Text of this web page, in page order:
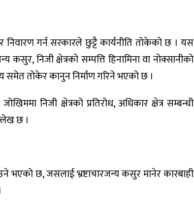
निवारण गर्न सरकारले छुट्टै कार्यनीति तोकेको छ । यस
निजी क्षेत्रको सम्पत्ति हिनामिना वा नोक्सानीको
समेत तोकेर कानुन निर्माण गरिने भएको छ ।
निजी क्षेत्रको प्रतिरोध, अधिकार क्षेत्र सम्बन्धी
छ ।
भएको छ, जसलाई भ्रष्टाचारजन्य कसुर मानेर कारबाही